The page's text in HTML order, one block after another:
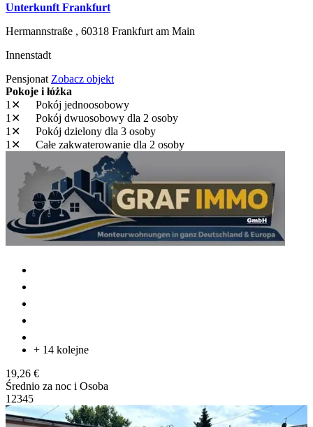
Unterkunft Frankfurt
Hermannstraße , 60318 Frankfurt am Main
Innenstadt
Pensjonat Zobacz objekt
Pokoje i łóżka
1✕
Pokój jednoosobowy
1✕
Pokój dwuosobowy dla 2 osoby
1✕
Pokój dzielony dla 3 osoby
1✕
Całe zakwaterowanie dla 2 osoby
+ 14 kolejne
19,26 €
Średnio za noc i Osoba
1 2345